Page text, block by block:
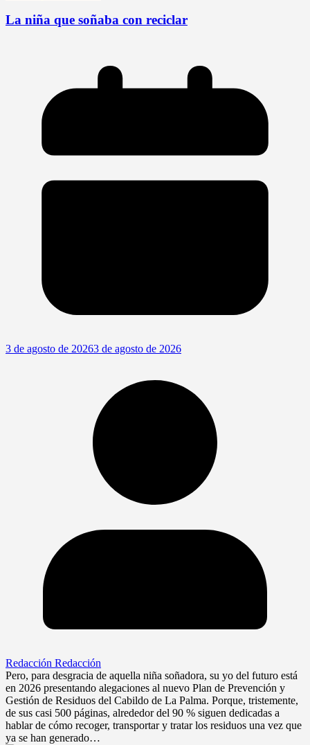
La niña que soñaba con reciclar
3 de agosto de 20263 de agosto de 2026
Redacción Redacción
Pero, para desgracia de aquella niña soñadora, su yo del futuro está
en 2026 presentando alegaciones al nuevo Plan de Prevención y
Gestión de Residuos del Cabildo de La Palma. Porque, tristemente,
de sus casi 500 páginas, alrededor del 90 % siguen dedicadas a
hablar de cómo recoger, transportar y tratar los residuos una vez que
ya se han generado…